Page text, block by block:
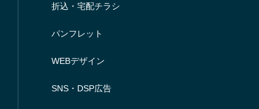
折込・宅配チラシ
パンフレット
WEBデザイン
SNS・DSP広告